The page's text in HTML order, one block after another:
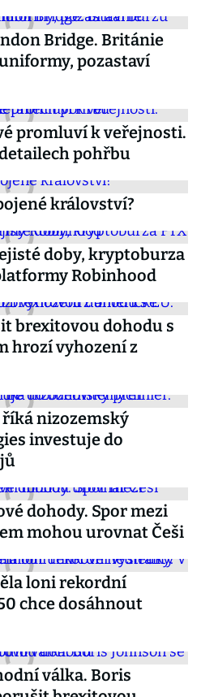
Bridge. Británie
pozastaví
promluví k veřejnosti.
pohřbu
království?
doby, kryptoburza
Robinhood
brexitovou dohodu s
hrozí vyhození z
říká nizozemský
investuje do
dohody. Spor mezi
mohou urovnat Češi
loni rekordní
chce dosáhnout
válka. Boris